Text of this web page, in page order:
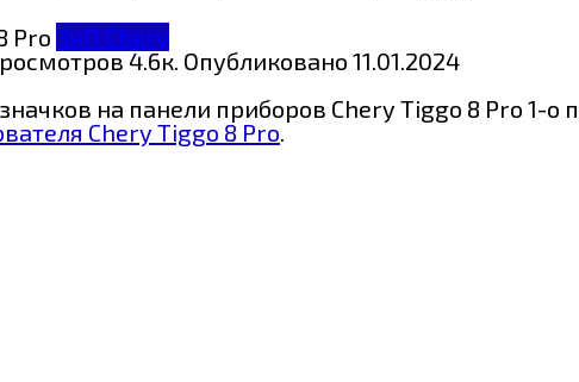
ЗнП Chery
4.6к. Опубликовано 11.01.2024
на панели приборов Chery Tiggo 8 Pro 1-о
Chery Tiggo 8 Pro.